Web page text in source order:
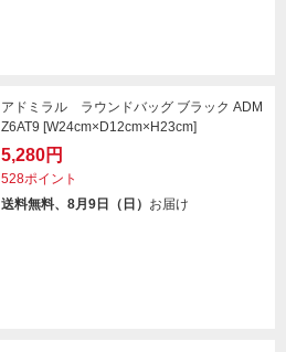
アドミラル ラウンドバッグ ブラック ADM
Z6AT9 [W24cm×D12cm×H23cm]
5,280円
528ポイント
送料無料、8月9日（日） お届け